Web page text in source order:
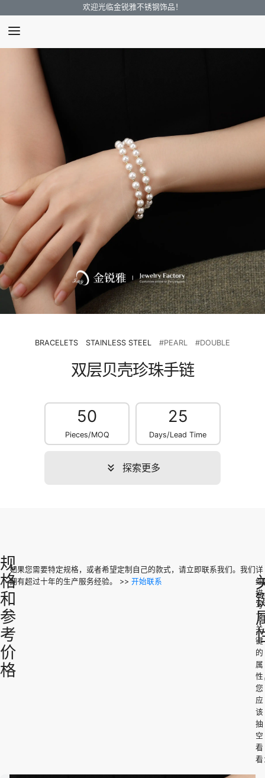
欢迎光临金锐雅不锈钢饰品！
BRACELETS STAINLESS STEEL #PEARL #DOUBLE
双层贝壳珍珠手链
50
Pieces/MOQ
25
Days/Lead Time
探索更多
规
格
和
参
考
价
格
NO. Color Size Weight
Unit
如果您需要特定规格，或者希望定制自己的款式，请立即联系我们。我们
拥有超过十年的生产服务经验。 >> 开始联系
详
细
描
写
了
关
键
的
属
性
您
应
该
抽
空
看
看